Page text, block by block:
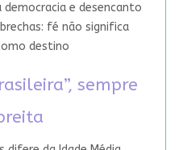
e desencanto
fé não significa
destino
sempre